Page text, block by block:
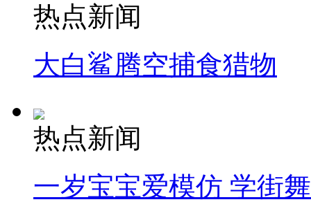
热点新闻
大白鲨腾空捕食猎物
热点新闻
一岁宝宝爱模仿 学街